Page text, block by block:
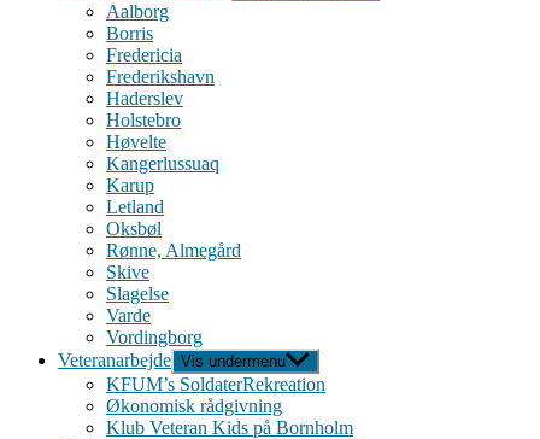
Aalborg
Borris
Fredericia
Frederikshavn
Haderslev
Holstebro
Høvelte
Kangerlussuaq
Karup
Letland
Oksbøl
Rønne, Almegård
Skive
Slagelse
Varde
Vordingborg
Veteranarbejde Vis undermenu
KFUM’s SoldaterRekreation
Økonomisk rådgivning
Klub Veteran Kids på Bornholm